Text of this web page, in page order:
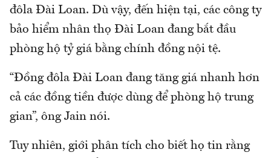
đôla Đài Loan. Dù vậy, đến hiện tại, các công ty
bảo hiểm nhân thọ Đài Loan đang bắt đầu
phòng hộ tỷ giá bằng chính đồng nội tệ.
“Đồng đôla Đài Loan đang tăng giá nhanh hơn
cả các đồng tiền được dùng để phòng hộ trung
gian”, ông Jain nói.
Tuy nhiên, giới phân tích cho biết họ tin rằng